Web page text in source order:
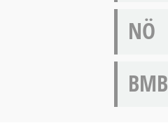
NÖ
BMB